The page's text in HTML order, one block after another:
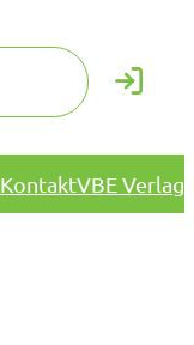
KontaktVBE Verlag